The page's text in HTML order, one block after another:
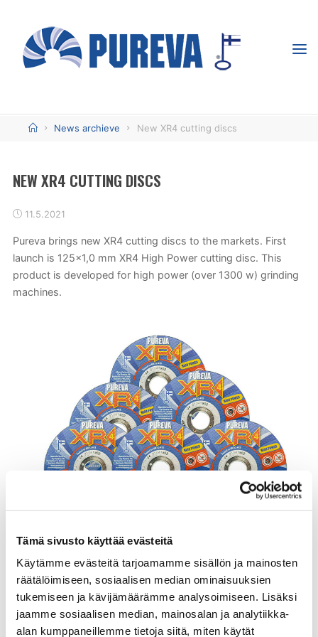
Tämä sivusto käyttää evästeitä
Käytämme evästeitä tarjoamamme sisällön ja mainosten
räätälöimiseen, sosiaalisen median ominaisuuksien
tukemiseen ja kävijämäärämme analysoimiseen. Lisäksi
jaamme sosiaalisen median, mainosalan ja analytiikka-
alan kumppaneillemme tietoja siitä, miten käytät
content
PUREVA -
HomeNews archieve New XR4 cutting discs
NEW XR4 CUTTING DISCS
11.5.2021
Pureva brings new XR4 cutting discs to the markets. First
launch is 125×1,0 mm XR4 High Power cutting disc. This
product is developed for high power (over 1300 w) grinding
machines.
LATEST NEWS